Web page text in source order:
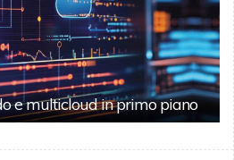
e multicloud in primo piano